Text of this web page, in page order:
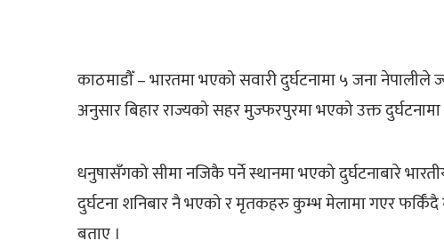
काठमाडौँ – भारतमा भएको सवारी दुर्घटनामा ५ जना नेपालीले
अनुसार बिहार राज्यको सहर मुज्फरपुरमा भएको उक्त
धनुषासँगको सीमा नजिकै पर्ने स्थानमा भएको दुर्घटनाबारे
दुर्घटना शनिबार नै भएको र मृतकहरु कुम्भ मेलामा गएर फर्किँदै
बताए ।